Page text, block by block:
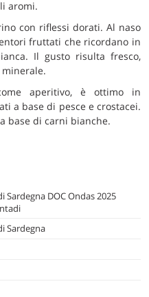
aromi.
con riflessi dorati. Al naso
fruttati che ricordano in
Il gusto risulta fresco,
aperitivo, è ottimo in
a base di pesce e crostacei.
base di carni bianche.
Sardegna DOC Ondas 2025
Sardegna